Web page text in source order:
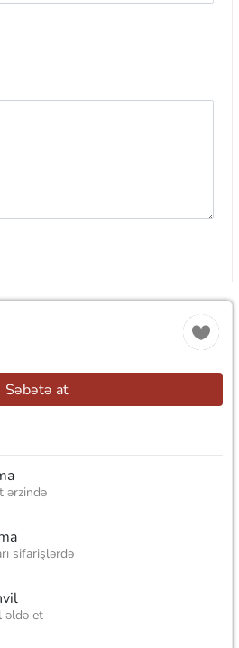
Səbətə at
ərzində
sifarişlərdə
əldə et